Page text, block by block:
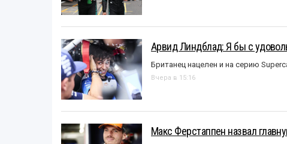
Арвид Линдблад: Я бы с
Британец нацелен и на серию
Вчера в 15:16
Макс Ферстаппен назвал